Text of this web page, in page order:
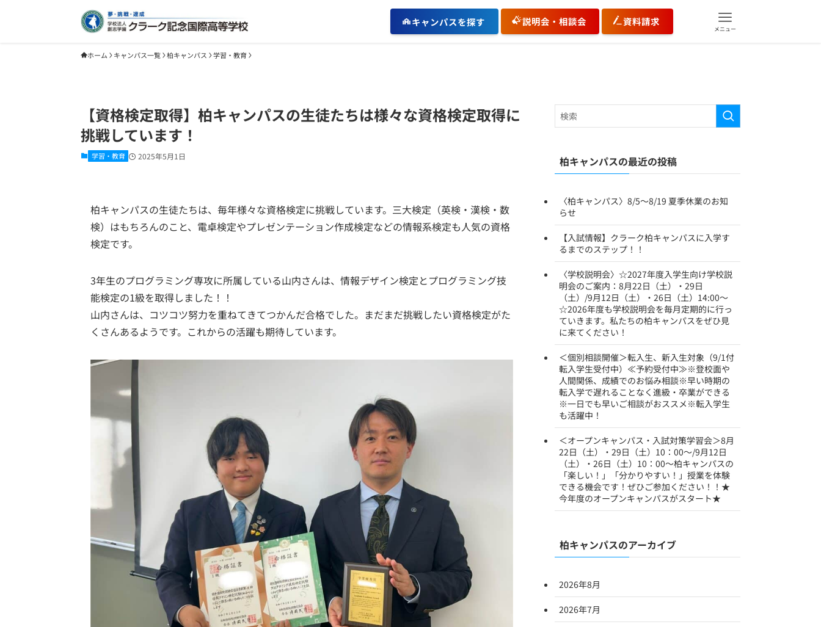
キャンパスを探す 説明会・相談会 資料請求
メニュー
ホーム キャンパス一覧 柏キャンパス 学習・教育
【資格検定取得】柏キャンパスの生徒たちは様々な資格検定取得に
挑戦しています！
学習・教育 2025年5月1日
柏キャンパスの生徒たちは、毎年様々な資格検定に挑戦しています。三大検定（英検・漢検・数
検）はもちろんのこと、電卓検定やプレゼンテーション作成検定などの情報系検定も人気の資格
検定です。
3年生のプログラミング専攻に所属している山内さんは、情報デザイン検定とプログラミング技
能検定の1級を取得しました！！
山内さんは、コツコツ努力を重ねてきてつかんだ合格でした。まだまだ挑戦したい資格検定がた
くさんあるようです。これからの活躍も期待しています。
柏キャンパスの最近の投稿
〈柏キャンパス〉8/5〜8/19 夏季休業のお知
らせ
【入試情報】クラーク柏キャンパスに入学す
るまでのステップ！！
〈学校説明会〉☆2027年度入学生向け学校説
明会のご案内：8月22日（土）・29日
（土）/9月12日（土）・26日（土）14:00～
☆2026年度も学校説明会を毎月定期的に行っ
ていきます。私たちの柏キャンパスをぜひ見
に来てください！
＜個別相談開催＞転入生、新入生対象（9/1付
転入学生受付中）≪予約受付中≫※登校面や
人間関係、成績でのお悩み相談※早い時期の
転入学で遅れることなく進級・卒業ができる
※一日でも早いご相談がおススメ※転入学生
も活躍中！
＜オープンキャンパス・入試対策学習会＞8月
22日（土）・29日（土）10：00～/9月12日
（土）・26日（土）10：00～柏キャンパスの
「楽しい！」「分かりやすい！」授業を体験
できる機会です！ぜひご参加ください！！★
今年度のオープンキャンパスがスタート★
柏キャンパスのアーカイブ
2026年8月
2026年7月